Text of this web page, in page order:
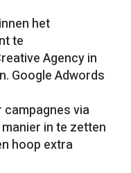
het
te
Agency in
Google Adwords
via
in te zetten
hoop extra